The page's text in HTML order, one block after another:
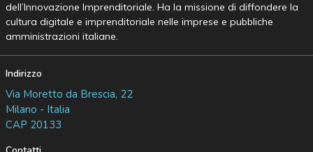
dell’Innovazione Imprenditoriale. Ha la missione di diffondere la
cultura digitale e imprenditoriale nelle imprese e pubbliche
amministrazioni italiane.
Indirizzo
Via Moretto da Brescia, 22
Milano - Italia
CAP 20133